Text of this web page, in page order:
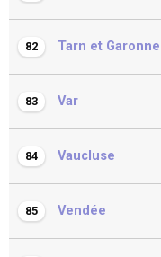
82 Tarn et Garonne
83 Var
84 Vaucluse
85 Vendée